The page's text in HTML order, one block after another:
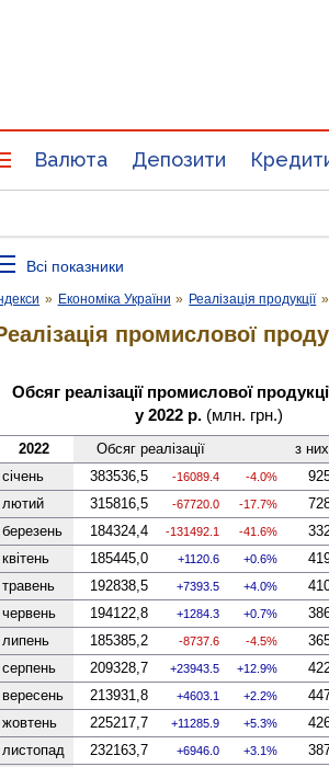
Валюта Депозити
Всі показники
» Економіка України » Реалізація продукції »
промислової
Обсяг реалізації промислової
у 2022 р. (млн. грн.)
2022 Обсяг реалізації
з
січень
383536,5 -16089.4 -4.0%
лютий 315816,5 -67720.0 -17.7%
березень 184324,4 -131492.1 -41.6%
квітень 185445,0 1120.6 0.6%
травень 192838,5 7393.5 4.0%
червень 194122,8 1284.3 0.7%
липень 185385,2 -8737.6 -4.5%
серпень 209328,7 23943.5 12.9%
вересень 213931,8 4603.1 2.2%
жовтень 225217,7 11285.9 5.3%
листопад 232163,7 6946.0 3.1%